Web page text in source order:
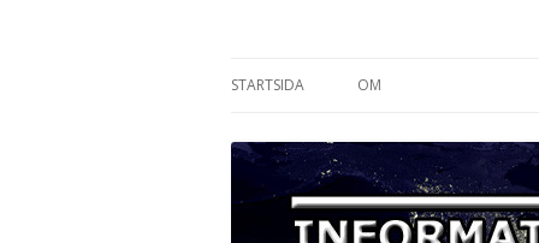
STARTSIDA OM